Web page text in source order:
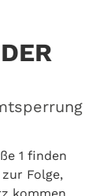
1 finden
Folge,